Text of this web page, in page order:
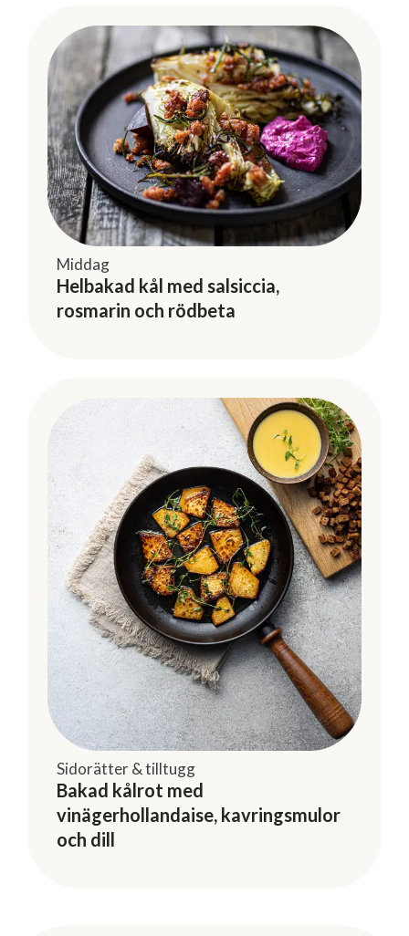
Middag
Helbakad kål med salsiccia,
rosmarin och rödbeta
Sidorätter & tilltugg
Bakad kålrot med
vinägerhollandaise, kavringsmulor
och dill